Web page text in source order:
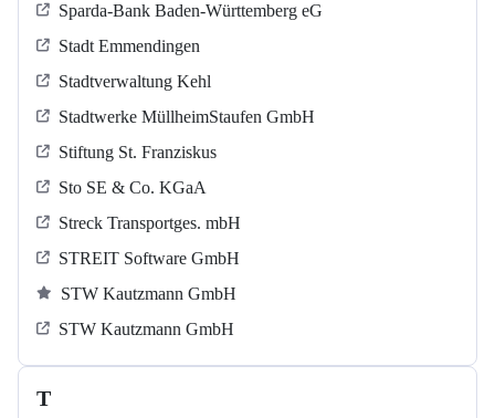
Sparda-Bank Baden-Württemberg eG
Stadt Emmendingen
Stadtverwaltung Kehl
Stadtwerke MüllheimStaufen GmbH
Stiftung St. Franziskus
Sto SE & Co. KGaA
Streck Transportges. mbH
STREIT Software GmbH
STW Kautzmann GmbH
STW Kautzmann GmbH
T